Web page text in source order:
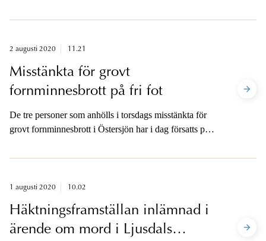
januari i år. Åklagaren är tillgänglig för media på
2 augusti 2020 11.21
Misstänkta för grovt
fornminnesbrott på fri fot
De tre personer som anhölls i torsdags misstänkta för
grovt fornminnesbrott i Östersjön har i dag försatts på
1 augusti 2020 10.02
Häktningsframställan inlämnad i
ärende om mord i Ljusdals